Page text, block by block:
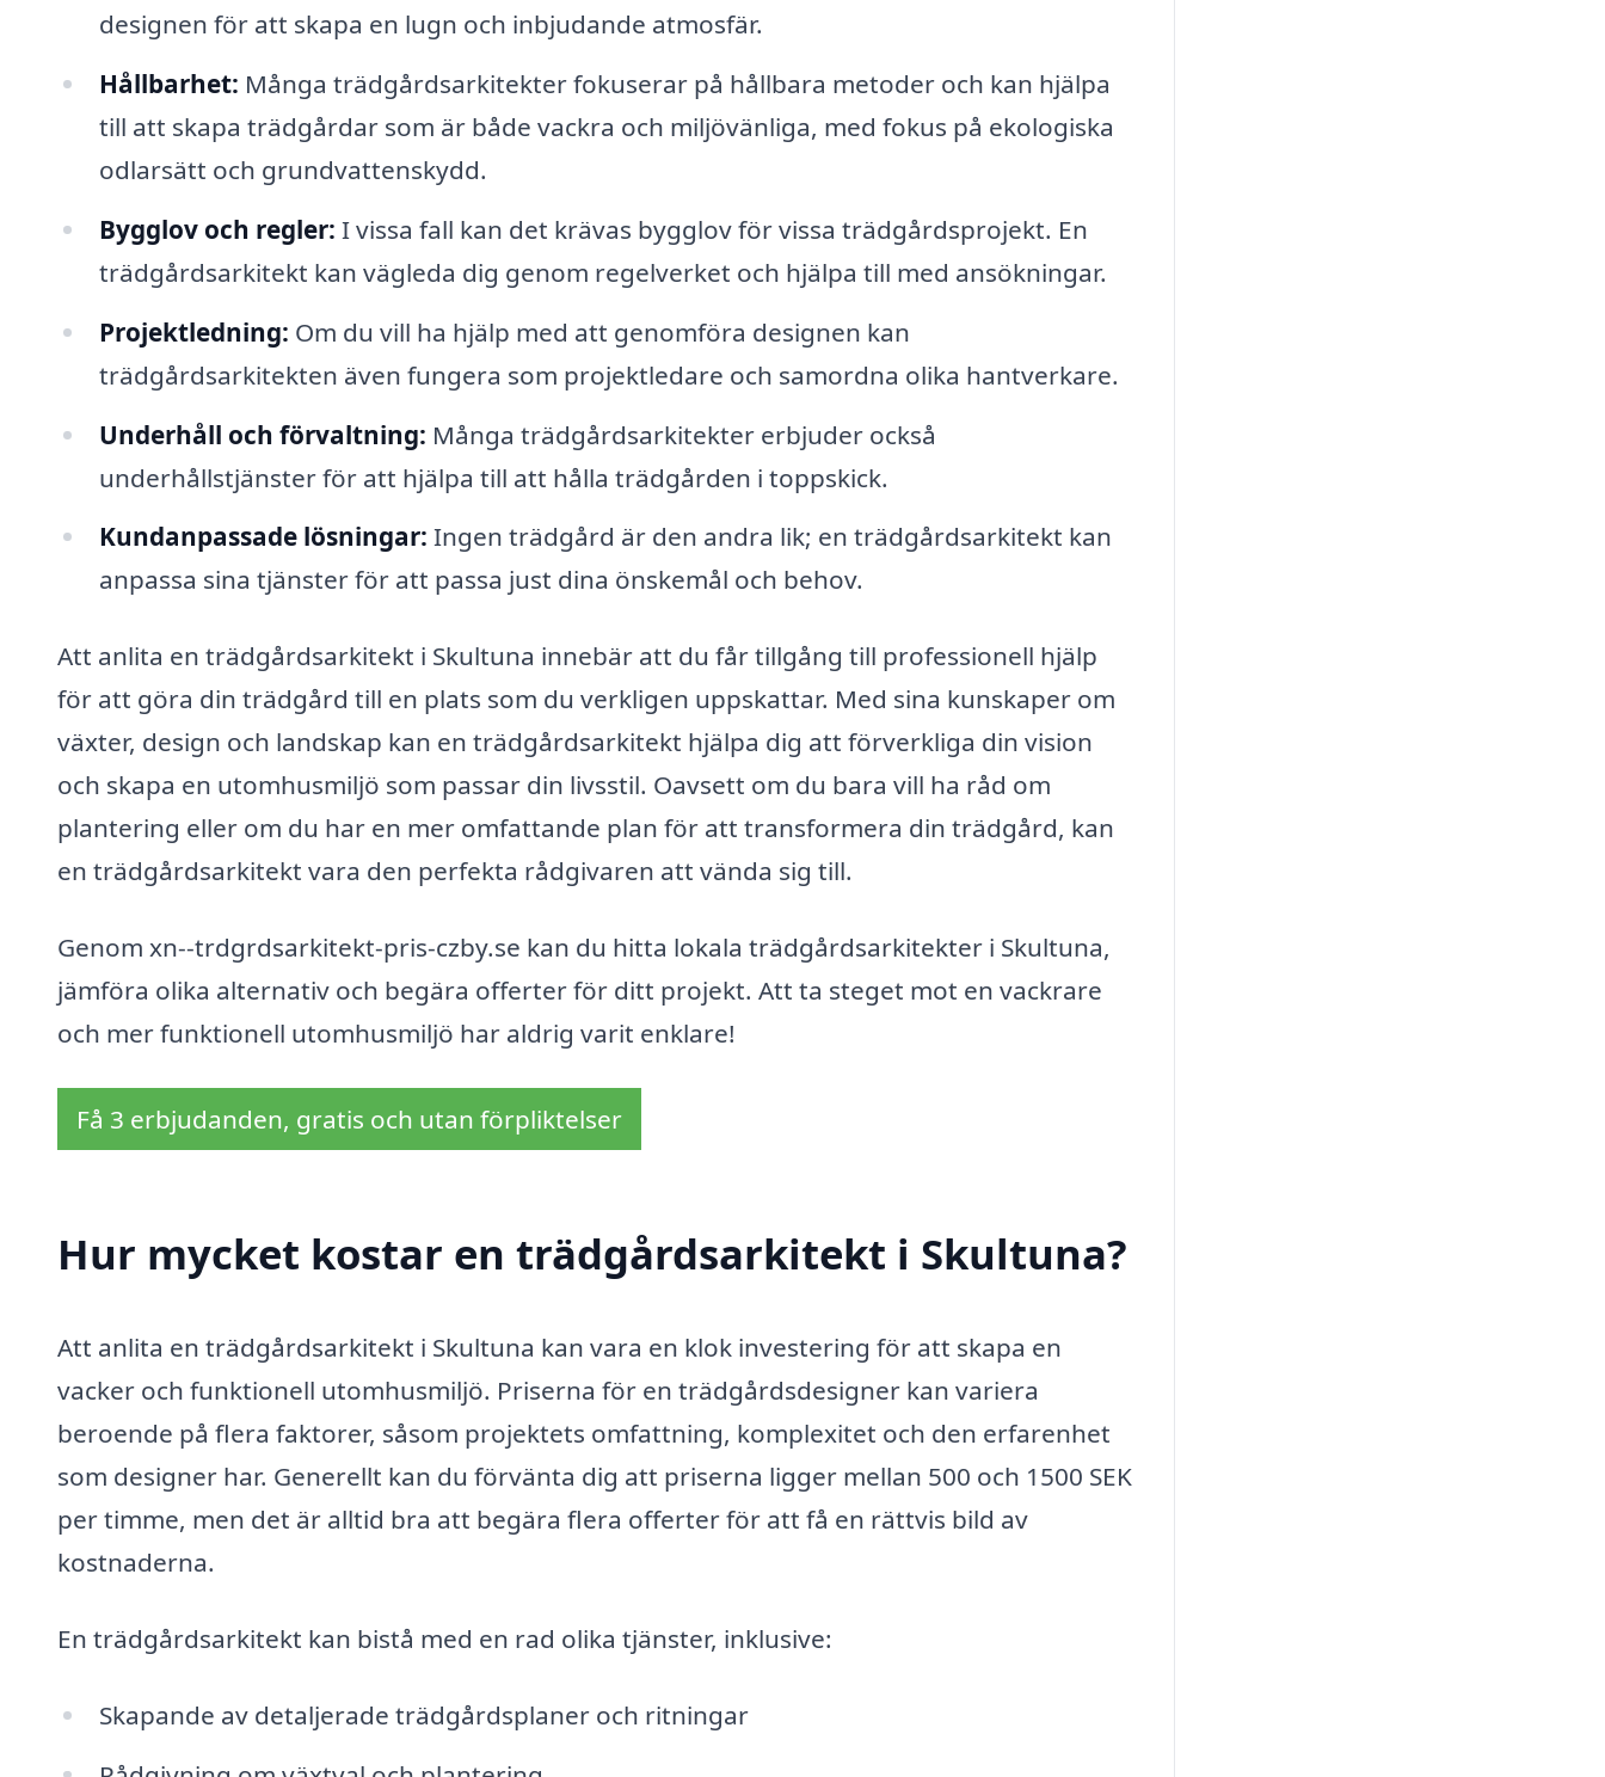
designen för att skapa en lugn och inbjudande atmosfär.
Hållbarhet: Många trädgårdsarkitekter fokuserar på hållbara metoder och kan hjälpa
till att skapa trädgårdar som är både vackra och miljövänliga, med fokus på ekologiska
odlarsätt och grundvattenskydd.
Bygglov och regler: I vissa fall kan det krävas bygglov för vissa trädgårdsprojekt. En
trädgårdsarkitekt kan vägleda dig genom regelverket och hjälpa till med ansökningar.
Projektledning: Om du vill ha hjälp med att genomföra designen kan
trädgårdsarkitekten även fungera som projektledare och samordna olika hantverkare.
Underhåll och förvaltning: Många trädgårdsarkitekter erbjuder också
underhållstjänster för att hjälpa till att hålla trädgården i toppskick.
Kundanpassade lösningar: Ingen trädgård är den andra lik; en trädgårdsarkitekt kan
anpassa sina tjänster för att passa just dina önskemål och behov.
Att anlita en trädgårdsarkitekt i Skultuna innebär att du får tillgång till professionell hjälp
för att göra din trädgård till en plats som du verkligen uppskattar. Med sina kunskaper om
växter, design och landskap kan en trädgårdsarkitekt hjälpa dig att förverkliga din vision
och skapa en utomhusmiljö som passar din livsstil. Oavsett om du bara vill ha råd om
plantering eller om du har en mer omfattande plan för att transformera din trädgård, kan
en trädgårdsarkitekt vara den perfekta rådgivaren att vända sig till.
Genom xn--trdgrdsarkitekt-pris-czby.se kan du hitta lokala trädgårdsarkitekter i Skultuna,
jämföra olika alternativ och begära offerter för ditt projekt. Att ta steget mot en vackrare
och mer funktionell utomhusmiljö har aldrig varit enklare!
Få 3 erbjudanden, gratis och utan förpliktelser
Hur mycket kostar en trädgårdsarkitekt i Skultuna?
Att anlita en trädgårdsarkitekt i Skultuna kan vara en klok investering för att skapa en
vacker och funktionell utomhusmiljö. Priserna för en trädgårdsdesigner kan variera
beroende på flera faktorer, såsom projektets omfattning, komplexitet och den erfarenhet
som designer har. Generellt kan du förvänta dig att priserna ligger mellan 500 och 1500 SEK
per timme, men det är alltid bra att begära flera offerter för att få en rättvis bild av
kostnaderna.
En trädgårdsarkitekt kan bistå med en rad olika tjänster, inklusive:
Skapande av detaljerade trädgårdsplaner och ritningar